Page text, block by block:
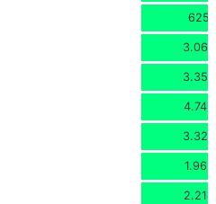
625
3.065
3.350
4.749
3.328
1.962
2.214